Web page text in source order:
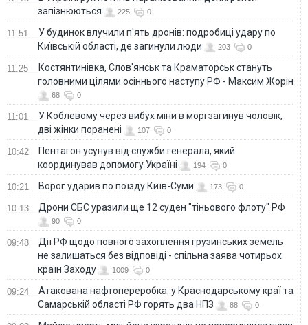
запізнюються
225 0
11:51
У будинок влучили п'ять дронів: подробиці удару по
Київській області, де загинули люди
203 0
11:25
Костянтинівка, Слов'янськ та Краматорськ стануть
головними цілями осіннього наступу РФ - Максим Жорін
68 0
11:01
У Коблевому через вибух міни в морі загинув чоловік,
дві жінки поранені
107 0
10:42
Пентагон усунув від служби генерала, який
координував допомогу Україні
194 0
10:21 Ворог ударив по поїзду Київ-Суми 173 0
10:13 Дрони СБС уразили ще 12 суден "тіньового флоту" РФ
90 0
09:48
Дії РФ щодо повного захоплення грузинських земель
не залишаться без відповіді - спільна заява чотирьох
країн Заходу
1009 0
09:24
Атакована нафтопереробка: у Краснодарському краї та
Самарській області РФ горять два НПЗ
88 0